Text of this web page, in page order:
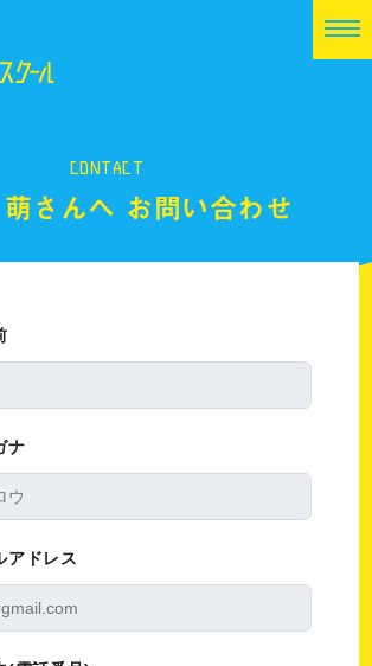
CONTACT
さんへ お問い合わせ
ナ
アドレス